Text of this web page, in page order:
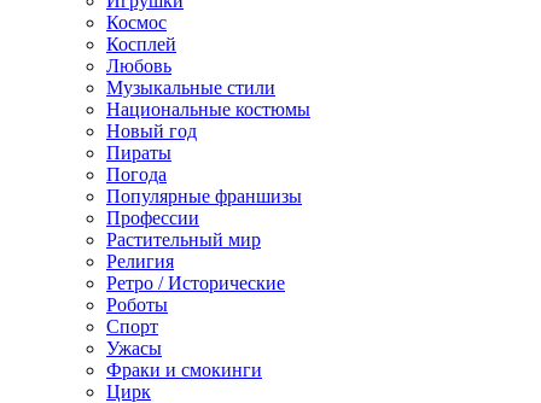
Космос
Косплей
Любовь
Музыкальные стили
Национальные костюмы
Новый год
Пираты
Погода
Популярные франшизы
Профессии
Растительный мир
Религия
Ретро / Исторические
Роботы
Спорт
Ужасы
Фраки и смокинги
Цирк